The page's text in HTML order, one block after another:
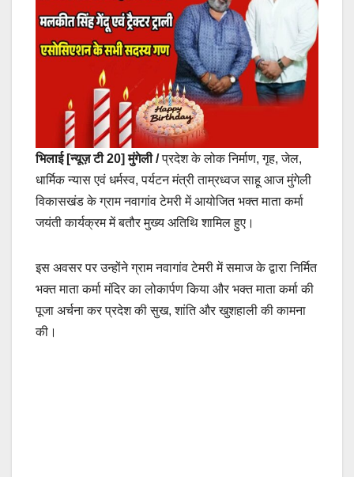
भिलाई [न्यूज़ टी 20] मुंगेली /प्रदेश के लोक निर्माण, गृह, जेल,
धार्मिक न्यास एवं धर्मस्व, पर्यटन मंत्री ताम्रध्वज साहू आज मुंगेली
विकासखंड के ग्राम नवागांव टेमरी में आयोजित भक्त माता कर्मा
जयंती कार्यक्रम में बतौर मुख्य अतिथि शामिल हुए।
इस अवसर पर उन्होंने ग्राम नवागांव टेमरी में समाज के द्वारा निर्मित
भक्त माता कर्मा मंदिर का लोकार्पण किया और भक्त माता कर्मा की
पूजा अर्चना कर प्रदेश की सुख, शांति और खुशहाली की कामना
की।